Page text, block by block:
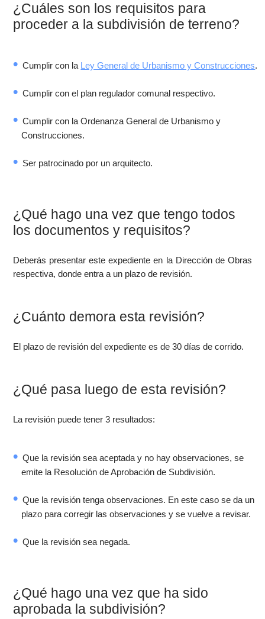
¿Cuáles son los requisitos para
proceder a la subdivisión de terreno?
Cumplir con la Ley General de Urbanismo y Construcciones.
Cumplir con el plan regulador comunal respectivo.
Cumplir con la Ordenanza General de Urbanismo y
Construcciones.
Ser patrocinado por un arquitecto.
¿Qué hago una vez que tengo todos
los documentos y requisitos?
Deberás presentar este expediente en la Dirección de Obras
respectiva, donde entra a un plazo de revisión.
¿Cuánto demora esta revisión?
El plazo de revisión del expediente es de 30 días de corrido.
¿Qué pasa luego de esta revisión?
La revisión puede tener 3 resultados:
Que la revisión sea aceptada y no hay observaciones, se
emite la Resolución de Aprobación de Subdivisión.
Que la revisión tenga observaciones. En este caso se da un
plazo para corregir las observaciones y se vuelve a revisar.
Que la revisión sea negada.
¿Qué hago una vez que ha sido
aprobada la subdivisión?